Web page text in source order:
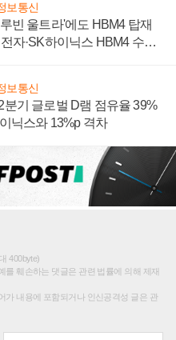
보통신
빈 울트라'에도 HBM4 탑재
자·SK하이닉스 HBM4 수율
보통신
분기 글로벌 D램 점유율 39%
닉스와 13%p 격차
400byte)
를 훼손하는 댓글은 관련 법률에 의해 제재
가 내용에 포함되거나 인신공격성 글은 관